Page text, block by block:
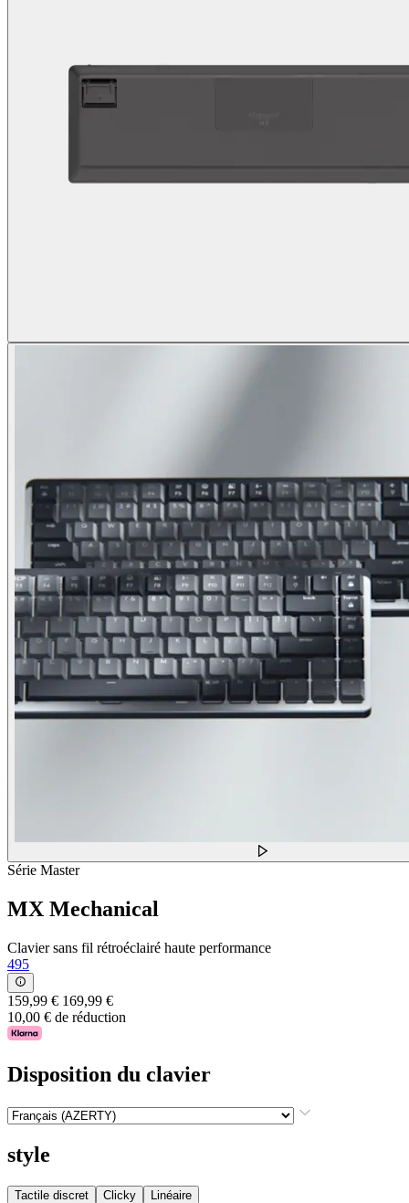
Série Master
MX Mechanical
Clavier sans fil rétroéclairé haute performance
495
159,99 € 169,99 €
10,00 € de réduction
Disposition du clavier
style
Tactile discret Clicky Linéaire